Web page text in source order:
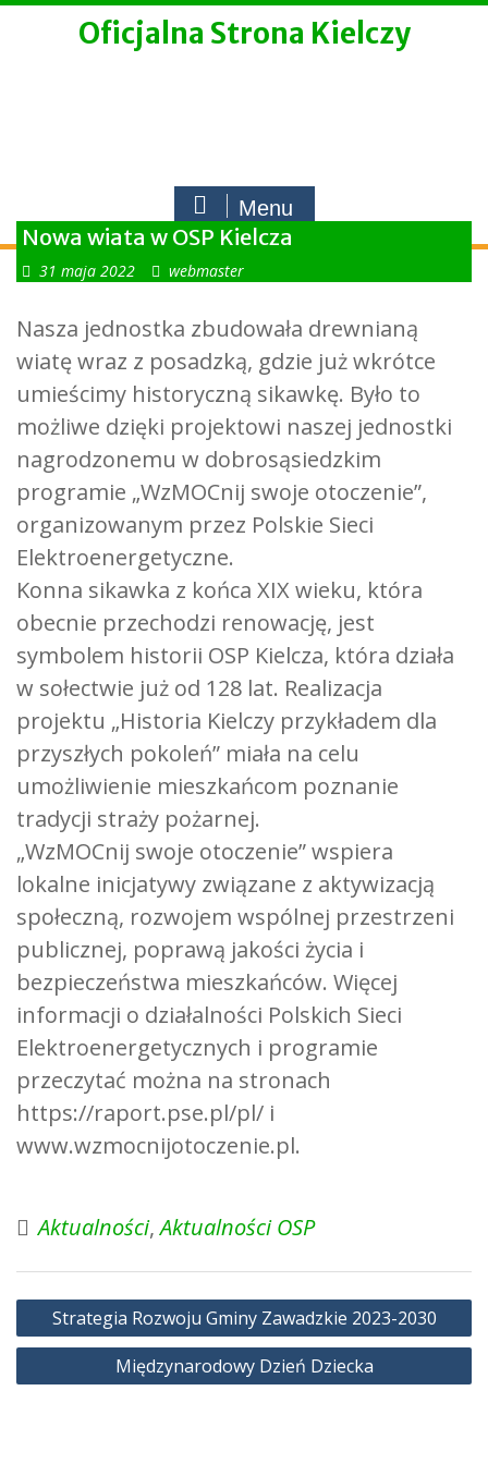
Skip
Oficjalna Strona Kielczy
Menu
Nowa wiata w OSP Kielcza
31 maja 2022 webmaster
Nasza jednostka zbudowała drewnianą
wiatę wraz z posadzką, gdzie już wkrótce
umieścimy historyczną sikawkę. Było to
możliwe dzięki projektowi naszej jednostki
nagrodzonemu w dobrosąsiedzkim
programie „WzMOCnij swoje otoczenie”,
organizowanym przez Polskie Sieci
Elektroenergetyczne.
Konna sikawka z końca XIX wieku, która
obecnie przechodzi renowację, jest
symbolem historii OSP Kielcza, która działa
w sołectwie już od 128 lat. Realizacja
projektu „Historia Kielczy przykładem dla
przyszłych pokoleń” miała na celu
umożliwienie mieszkańcom poznanie
tradycji straży pożarnej.
„WzMOCnij swoje otoczenie” wspiera
lokalne inicjatywy związane z aktywizacją
społeczną, rozwojem wspólnej przestrzeni
publicznej, poprawą jakości życia i
bezpieczeństwa mieszkańców. Więcej
informacji o działalności Polskich Sieci
Elektroenergetycznych i programie
przeczytać można na stronach
https://raport.pse.pl/pl/ i
www.wzmocnijotoczenie.pl.
Aktualności,Aktualności OSP
Nawigacja
wpisu
Strategia Rozwoju Gminy Zawadzkie 2023-2030
Międzynarodowy Dzień Dziecka